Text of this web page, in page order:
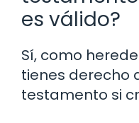
es válido?
Sí, como
tienes derecho
testamento si